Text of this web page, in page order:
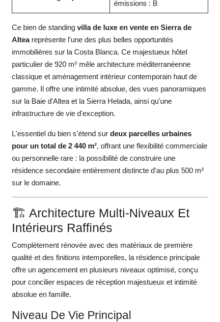
émissions : B
Ce bien de standing villa de luxe en vente en Sierra de
Alteareprésente l'une des plus belles opportunités
immobilières sur la Costa Blanca. Ce majestueux hôtel
particulier de 920 m² mêle architecture méditerranéenne
classique et aménagement intérieur contemporain haut de
gamme. Il offre une intimité absolue, des vues panoramiques
sur la Baie d'Altea et la Sierra Helada, ainsi qu'une
infrastructure de vie d'exception.
L'essentiel du bien s'étend sur deux parcelles urbaines
pour un total de 2 440 m², offrant une flexibilité commerciale
ou personnelle rare : la possibilité de construire une
résidence secondaire entièrement distincte d'au plus 500 m²
sur le domaine.
🏗️ Architecture Multi-Niveaux Et
Intérieurs Raffinés
Complètement rénovée avec des matériaux de première
qualité et des finitions intemporelles, la résidence principale
offre un agencement en plusieurs niveaux optimisé, conçu
pour concilier espaces de réception majestueux et intimité
absolue en famille.
Niveau De Vie Principal